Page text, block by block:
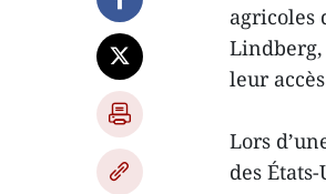
agricoles
Lindberg,
leur
Lors
des